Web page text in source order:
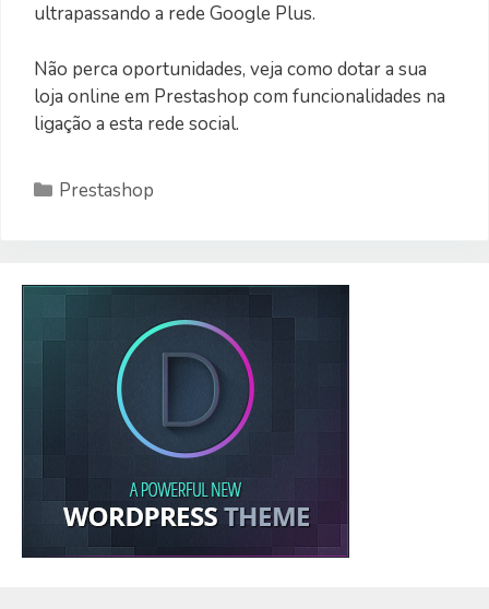
ultrapassando a rede Google Plus.
Não perca oportunidades, veja como dotar a sua
loja online em Prestashop com funcionalidades na
ligação a esta rede social.
Categorias
Prestashop